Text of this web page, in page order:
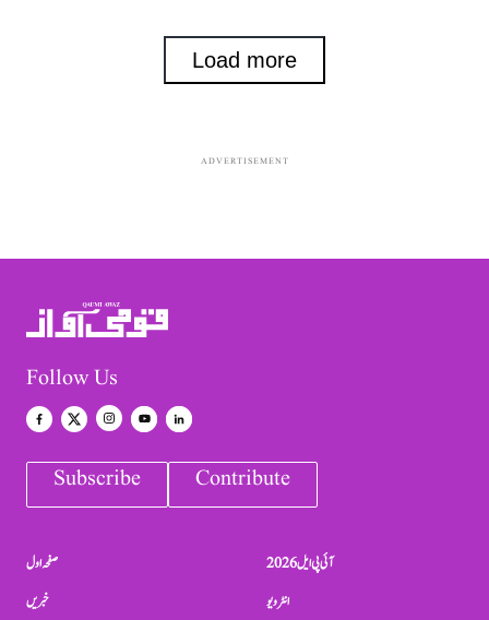
Load more
ADVERTISEMENT
Follow Us
Subscribe Contribute
صفحہ اول
خبریں
آئی پی ایل 2026
انٹرویو